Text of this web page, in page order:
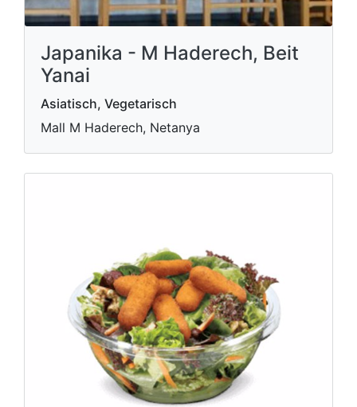
Japanika - M Haderech, Beit
Yanai
Asiatisch, Vegetarisch
Mall M Haderech, Netanya